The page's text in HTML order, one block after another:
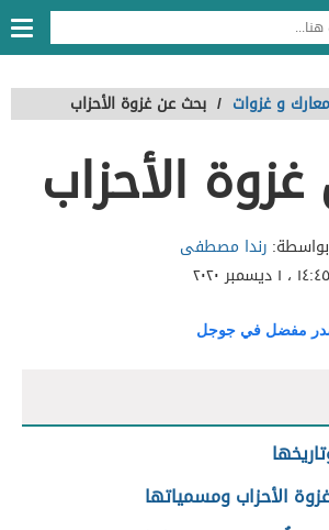
معارك و غزوات / بحث عن غزوة الأحزاب
الأحزاب
رندا مصطفى
١٤:٤٥ ، ١ ديسمبر ٢٠٢٠
مفضل في جوجل
الأحزاب ومسمياتها